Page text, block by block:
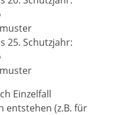
25. Schutzjahr:
Einzelfall
entstehen (z.B. für